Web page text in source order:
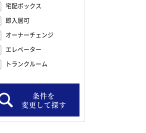
宅配ボックス
即入居可
オーナーチェンジ
エレベーター
トランクルーム
条件を
変更して探す